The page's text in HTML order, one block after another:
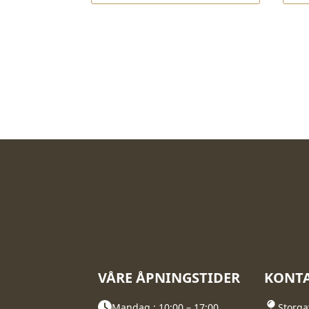
kr
kr
VÅRE ÅPNINGSTIDER